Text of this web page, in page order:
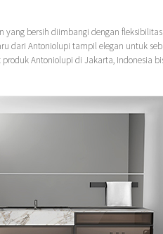
yang bersih diimbangi dengan
dari Antoniolupi tampil elegan untuk
Antoniolupi di Jakarta, Indonesia